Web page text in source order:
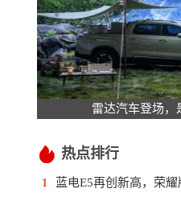
雷达汽车登场，
热点排行
1 蓝电E5再创新高，荣耀